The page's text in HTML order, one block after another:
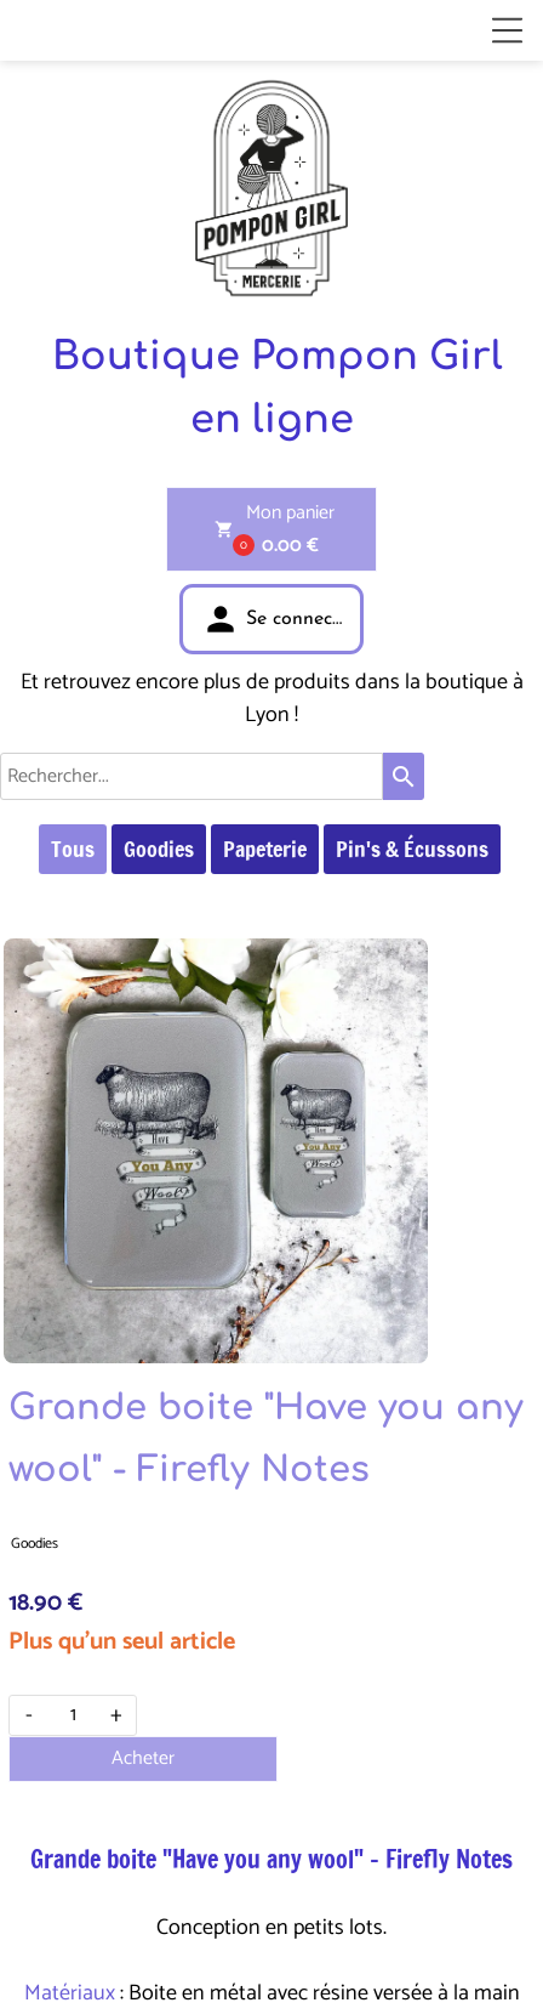
Boutique Pompon Girl
en ligne
shopping_cart
0
Mon panier
0.00 €
person Se connecter
Et retrouvez encore plus de produits dans la boutique à
Lyon !
search
Tous Goodies Papeterie Pin's & Écussons
Grande boite "Have you any
wool" - Firefly Notes
Goodies
18.90 €
Plus qu'un seul article
- +
Acheter
Grande boite "Have you any wool" - Firefly Notes
Conception en petits lots.
Matériaux: Boite en métal avec résine versée à la main